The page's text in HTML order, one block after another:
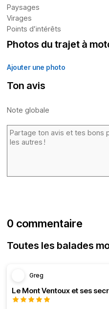
Paysages
Virages
Points d’intérêts
Photos du trajet à
Ajouter une photo
Ton avis
Note globale
0 commentaire
Toutes les balades
Greg
Le Mont Ventoux et ses